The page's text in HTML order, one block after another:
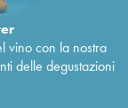
vino con la nostra
delle degustazioni